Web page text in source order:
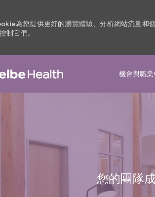
為您提供更好的瀏覽體驗、分析網站流量和
制它們。
機會與職
您的團隊